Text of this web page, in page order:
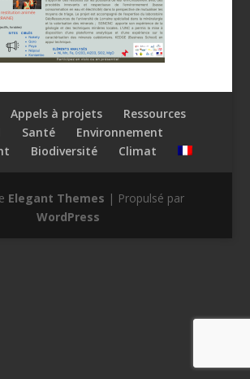
Appels à projets
Ressources
Santé
Environnement
Biodiversité Climat
Elegant Themes | Propulsé par
WordPress